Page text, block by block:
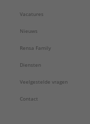
Vacatures
Nieuws
Rensa Family
Diensten
Veelgestelde vragen
Contact